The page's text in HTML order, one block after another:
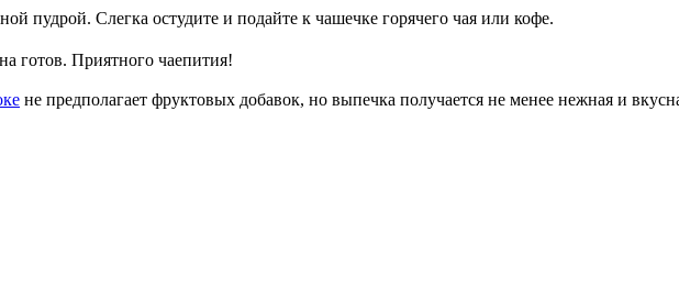
пудрой. Слегка остудите и подайте к чашечке горячего чая или кофе.
готов. Приятного чаепития!
не предполагает фруктовых добавок, но выпечка получается не менее нежная и